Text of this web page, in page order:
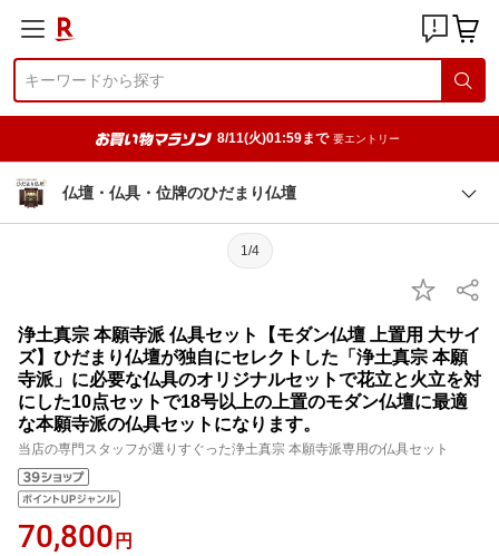
8/11(火)01:59まで 要エントリー
仏壇・仏具・位牌のひだまり仏壇
1/4
浄土真宗 本願寺派 仏具セット【モダン仏壇 上置用 大サイ
ズ】ひだまり仏壇が独自にセレクトした「浄土真宗 本願
寺派」に必要な仏具のオリジナルセットで花立と火立を対
にした10点セットで18号以上の上置のモダン仏壇に最適
な本願寺派の仏具セットになります。
当店の専門スタッフが選りすぐった浄土真宗 本願寺派専用の仏具セット
70,800 円